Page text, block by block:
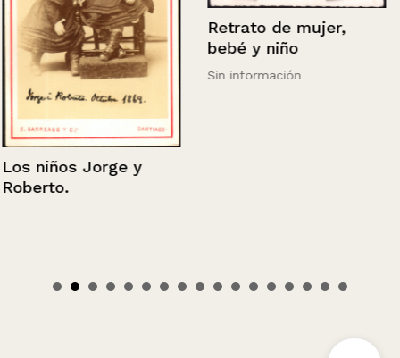
Los niños Jorge y
Roberto.
Retrato de mujer,
bebé y niño
Sin información